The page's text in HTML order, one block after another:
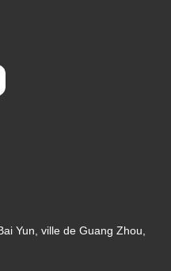
Yun, ville de Guang Zhou,